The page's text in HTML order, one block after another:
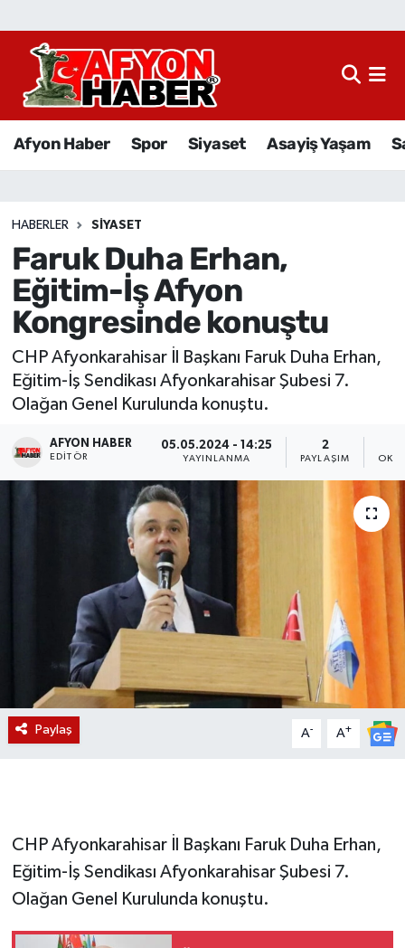
Afyon Haber Spor Siyaset Asayiş Yaşam
HABERLER SIYASET
Faruk Duha Erhan,
Eğitim-İş Afyon
Kongresinde konuştu
CHP Afyonkarahisar İl Başkanı Faruk Duha Erhan,
Eğitim-İş Sendikası Afyonkarahisar Şubesi 7.
Olağan Genel Kurulunda konuştu.
AFYON HABER
EDITÖR
05.05.2024 - 14:25
YAYINLANMA
2
PAYLAŞIM
Paylaş A- A+
CHP Afyonkarahisar İl Başkanı Faruk Duha Erhan,
Eğitim-İş Sendikası Afyonkarahisar Şubesi 7.
Olağan Genel Kurulunda konuştu.
Afyon Haber
Sağlık
Eğitim
Sivil Toplum
Ekonomi
Magazin
Etkinlikler